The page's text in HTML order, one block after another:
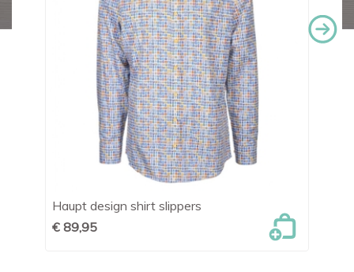
Haupt design shirt slippers
€ 89,95